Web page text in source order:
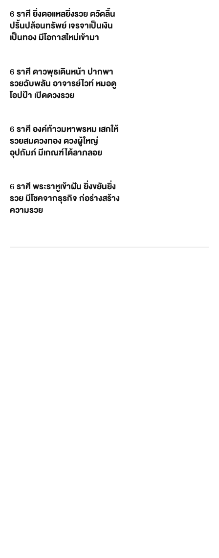
6 ราศี ยิ่งตอแหลยิ่งรวย ตวัดลิ้น
ปริ้นปล้อนทรัพย์ เจรจาเป็นเงิน
เป็นทอง มีโอกาสใหม่เข้ามา
6 ราศี ดาวพุธเดินหน้า ปากพา
รวยฉับพลัน อาจารย์ไวท์ หมอดู
โอปป้า เปิดดวงรวย
6 ราศี องค์ท้าวมหาพรหม เสกให้
รวยสมดวงทอง ดวงผู้ใหญ่
อุปถัมภ์ มีเกณฑ์ได้ลาภลอย
6 ราศี พระราหูเข้าฝัน ยิ่งขยันยิ่ง
รวย มีโชคจากธุรกิจ ก่อร่างสร้าง
ความรวย